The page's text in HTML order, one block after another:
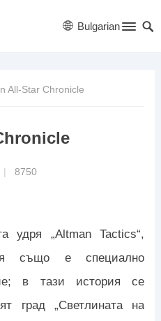
Bulgarian
All-Star Chronicle
8750
удря „Altman Tactics“,
също е специално
в тази история се
град „Светлината на